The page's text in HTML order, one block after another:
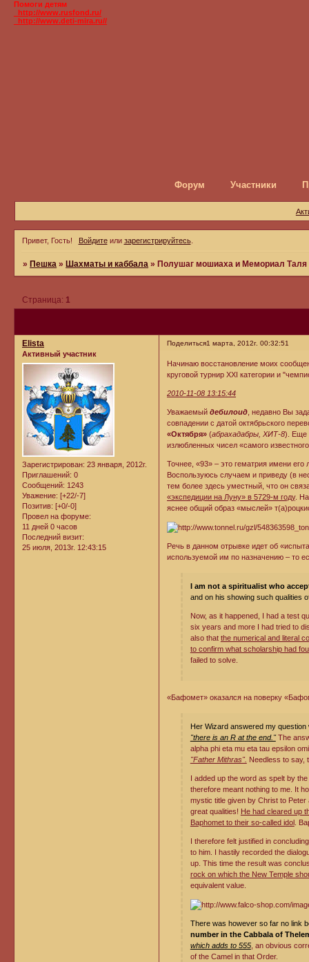
Помоги детям
_http://www.rusfond.ru/
_http://www.deti-mira.ru//
Форум Участники
Привет, Гость! Войдитеили зарегистрируйтесь.
» Пешка » Шахматы и каббала » Полушаг мошиаха и Мемориал Таля
Страница: 1
Поделиться1 марта, 2012г. 00:32:51
Elista
Активный участник
Зарегистрирован: 23 января, 2012г.
Приглашений: 0
Сообщений: 1243
Уважение: [+22/-7]
Позитив: [+0/-0]
Провел на форуме:
11 дней 0 часов
Последний визит:
25 июля, 2013г. 12:43:15
Начинаю восстановление моих
круговой турнир XXI категории и
2010-11-08 13:15:44
Уважаемыйдебилоид , недавно Вы
совпадении с датой октябрьского
«Октября» (абрахадабры, ХИТ-8). Еще
излюбленных чисел «самого
Точнее, «93» – это гематрия имени
Воспользуюсь случаем и приведу (в
тем более здесь уместный, что он
«экспедиции на Луну» в 5729-м году.
яснее общий образ «мыслей»
Речь в данном отрывке идет об
используемой им по назначению – то
I am not a spiritualist who
and on his showing such qualities
Now, as it happened, I had a test
six years and more I had tried to
also that the numerical and literal
to confirm what scholarship had
failed to solve.
«Бафомет» оказался на поверку
Her Wizard answered my
"there is an R at the end."The
alpha phi eta mu eta tau epsilon
"Father Mithras". Needless to say,
I added up the word as spelt by
therefore meant nothing to me. It
mystic title given by Christ to
great qualities! He had cleared up
Baphomet to their so-called idol
.
I therefore felt justified in
to him. I hastily recorded the
up. This time the result was
rock on which the New Temple
equivalent value.
There was however so far no link
number in the Cabbala of
which adds to 555, an obvious
of the Camel in that Order.